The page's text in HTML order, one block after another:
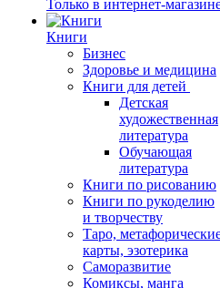
Только в интернет-
Книги
Бизнес
Здоровье и медицина
Книги для детей
Детская
художественная
литература
Обучающая
литература
Книги по рисованию
Книги по рукоделию
и творчеству
Таро,
карты, эзотерика
Саморазвитие
Комиксы, манга